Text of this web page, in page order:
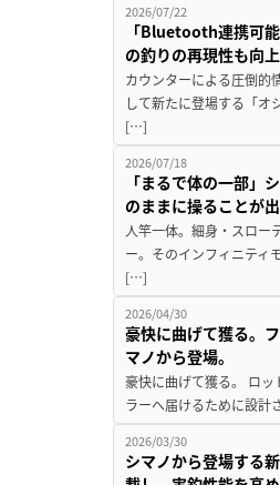
2026/07/22
「Bluetooth連携可
の釣りの再現性も向上
カウンターによる圧倒的
して新たに登場する「オ
[…]
2026/07/18
「まるで体の一部」
のままに操ることが
人竿一体。細身・スロー
ー。そのインフィニティ
[…]
2026/04/30
豪快に曲げて獲る。
マノから登場。
豪快に曲げて獲る。 ロ
ラーへ届けるために設計
2026/03/30
シマノから登場する